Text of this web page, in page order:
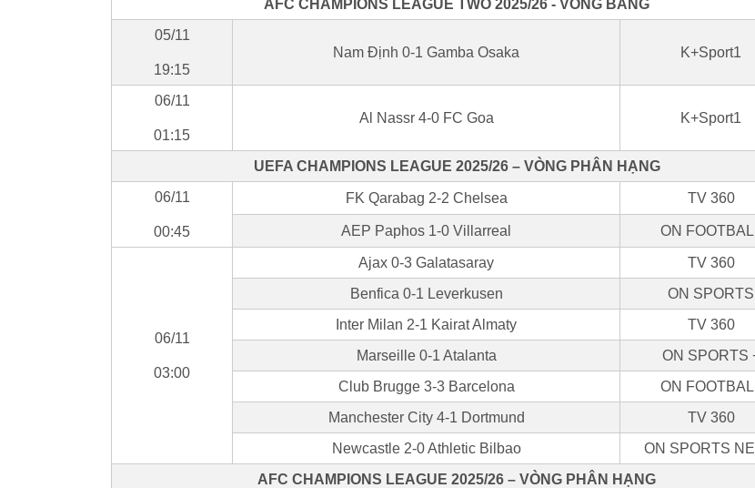
AFC CHAMPIONS LEAGUE TWO 2025/26 - VÒNG BẢNG
05/11
19:15
Nam Định 0-1 Gamba Osaka K+Sport1
06/11
01:15
Al Nassr 4-0 FC Goa K+Sport1
UEFA CHAMPIONS LEAGUE 2025/26 – VÒNG PHÂN HẠNG
06/11
00:45
FK Qarabag 2-2 Chelsea TV 360
AEP Paphos 1-0 Villarreal ON
06/11
03:00
Ajax 0-3 Galatasaray
TV 360
Benfica 0-1 Leverkusen
ON SPORTS
Inter Milan 2-1 Kairat Almaty
TV 360
Marseille 0-1 Atalanta
ON SPORTS
Club Brugge 3-3 Barcelona
ON
Manchester City 4-1 Dortmund
TV 360
Newcastle 2-0 Athletic Bilbao
ON SPORTS
AFC CHAMPIONS LEAGUE 2025/26 – VÒNG PHÂN HẠNG